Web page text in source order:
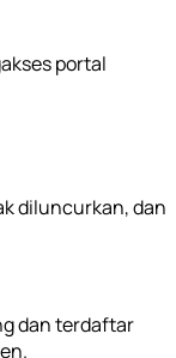
portal
diluncurkan, dan
dan terdaftar